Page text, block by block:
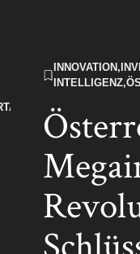
INNOVATION ,
INTELLIGENZ,